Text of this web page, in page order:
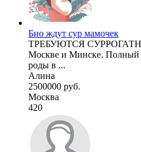
Био ждут сур мамочек
ТРЕБУЮТСЯ
Москве и Минске. Полный
роды в ...
Алина
2500000 руб.
Москва
420